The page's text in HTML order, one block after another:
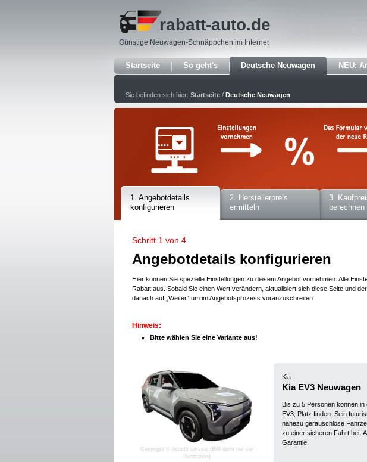
rabatt-auto.de
Günstige Neuwagen-Schnäppchen im Internet
Startseite So geht's Deutsche Neuwagen NEU:
Sie befinden sich hier: Startseite / Deutsche Neuwagen
1. Angebotdetails
konfigurieren
2. Herstellerpreis
ermitteln
3.
berechnen
Schritt 1 von 4
Angebotdetails konfigurieren
Hier können Sie spezielle Einstellungen zu diesem Angebot vornehmen. Alle
Rabatt aus. Sobald Sie einen Wert verändern, aktualisiert sich diese Seite und
danach auf „Weiter“ um im Angebotsprozess voranzuschreiten.
Hinweis:
Bitte wählen Sie eine Variante aus!
Copyright © benefit service (Bild dient nur zur
Illustration)
Kia
Kia EV3 Neuwagen
Bis zu 5 Personen können
EV3, Platz finden. Sein
nahezu geräuschlose
zu einer sicheren Fahrt bei.
Garantie.